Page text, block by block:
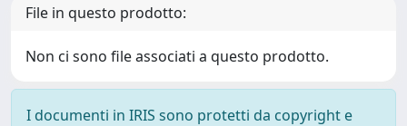
File in questo prodotto:
Non ci sono file associati a questo prodotto.
I documenti in IRIS sono protetti da copyright e